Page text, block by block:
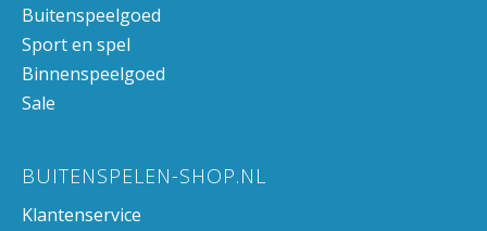
Buitenspeelgoed
Sport en spel
Binnenspeelgoed
Sale
BUITENSPELEN-SHOP.NL
Klantenservice